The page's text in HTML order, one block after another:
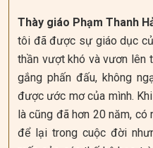
Thày giáo Phạm Thanh
tôi đã được sự giáo dục
thần vượt khó và vươn lên
gắng phấn đấu, không
được ước mơ của mình.
là cũng đã hơn 20 năm, có
để lại trong cuộc đời